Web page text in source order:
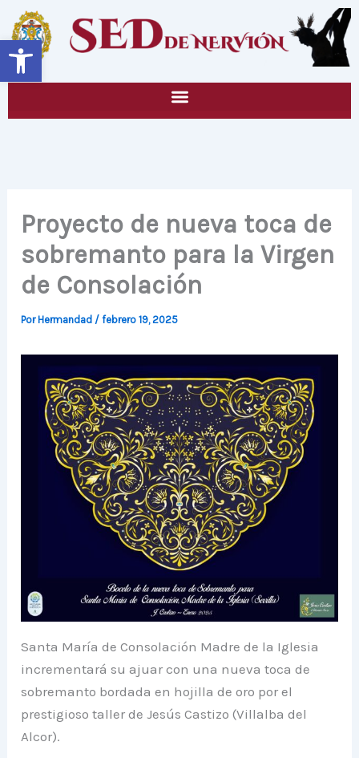
Abrir barra de herramientas
contenido
Proyecto de nueva toca de
sobremanto para la Virgen
de Consolación
Por Hermandad /febrero 19, 2025
Santa María de Consolación Madre de la Iglesia
incrementará su ajuar con una nueva toca de
sobremanto bordada en hojilla de oro por el
prestigioso taller de Jesús Castizo (Villalba del
Alcor).